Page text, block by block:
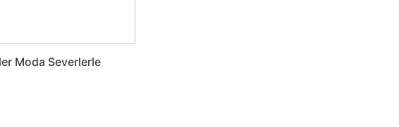
Moda Severlerle